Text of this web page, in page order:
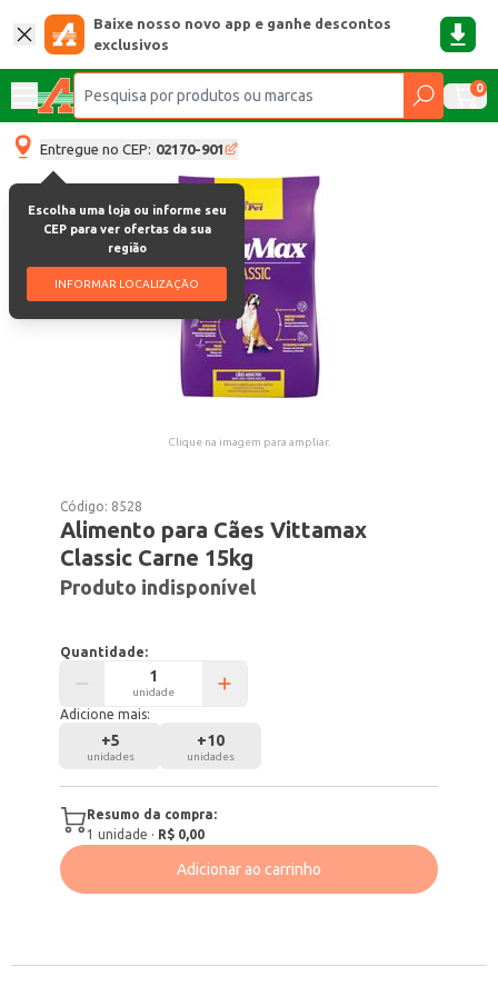
Baixe nosso novo app e ganhe descontos
exclusivos
0
Entregue no CEP: 02170-901
Escolha uma loja ou informe seu
CEP para ver ofertas da sua
região
INFORMAR LOCALIZAÇÃO
Clique na imagem para ampliar.
Código: 8528
Alimento para Cães Vittamax
Classic Carne 15kg
Produto indisponível
Quantidade:
unidade
Adicione mais:
+5
unidades
+10
unidades
Resumo da compra:
1 unidade · R$ 0,00
Adicionar ao carrinho